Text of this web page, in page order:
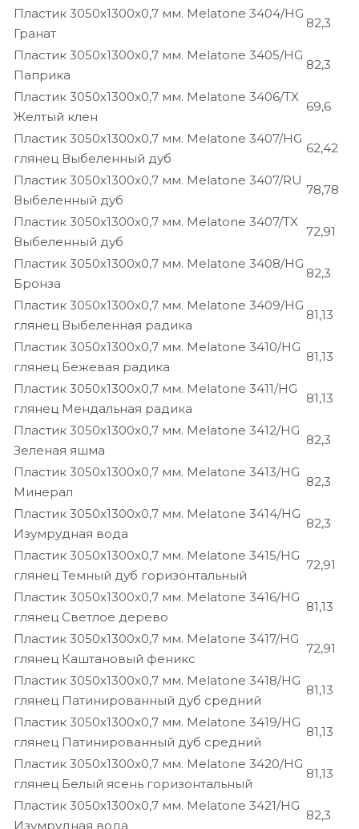
Пластик 3050х1300х0,7 мм. Melatone 3404/HG
Гранат
82,3
Пластик 3050х1300х0,7 мм. Melatone 3405/HG
Паприка
82,3
Пластик 3050х1300х0,7 мм. Melatone 3406/TX
Желтый клен
69,6
Пластик 3050х1300х0,7 мм. Melatone 3407/HG
глянец Выбеленный дуб
62,42
Пластик 3050х1300х0,7 мм. Melatone 3407/RU
Выбеленный дуб
78,78
Пластик 3050х1300х0,7 мм. Melatone 3407/TX
Выбеленный дуб
72,91
Пластик 3050х1300х0,7 мм. Melatone 3408/HG
Бронза
82,3
Пластик 3050х1300х0,7 мм. Melatone 3409/HG
глянец Выбеленная радика
81,13
Пластик 3050х1300х0,7 мм. Melatone 3410/HG
глянец Бежевая радика
81,13
Пластик 3050х1300х0,7 мм. Melatone 3411/HG
глянец Мендальная радика
81,13
Пластик 3050х1300х0,7 мм. Melatone 3412/HG
Зеленая яшма
82,3
Пластик 3050х1300х0,7 мм. Melatone 3413/HG
Минерал
82,3
Пластик 3050х1300х0,7 мм. Melatone 3414/HG
Изумрудная вода
82,3
Пластик 3050х1300х0,7 мм. Melatone 3415/HG
глянец Темный дуб горизонтальный
72,91
Пластик 3050х1300х0,7 мм. Melatone 3416/HG
глянец Светлое дерево
81,13
Пластик 3050х1300х0,7 мм. Melatone 3417/HG
глянец Каштановый феникс
72,91
Пластик 3050х1300х0,7 мм. Melatone 3418/HG
глянец Патинированный дуб средний
81,13
Пластик 3050х1300х0,7 мм. Melatone 3419/HG
глянец Патинированный дуб средний
81,13
Пластик 3050х1300х0,7 мм. Melatone 3420/HG
глянец Белый ясень горизонтальный
81,13
Пластик 3050х1300х0,7 мм. Melatone 3421/HG
Изумрудная вода
82,3